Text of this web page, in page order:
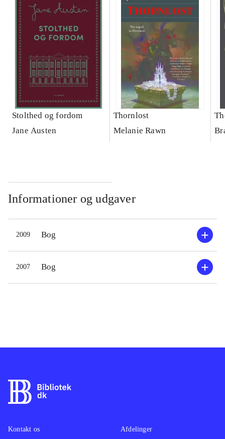
Stolthed og fordom
Jane Austen
Thornlost
Melanie Rawn
Informationer og udgaver
2009 Bog
2007 Bog
Kontakt os
Afdelinger